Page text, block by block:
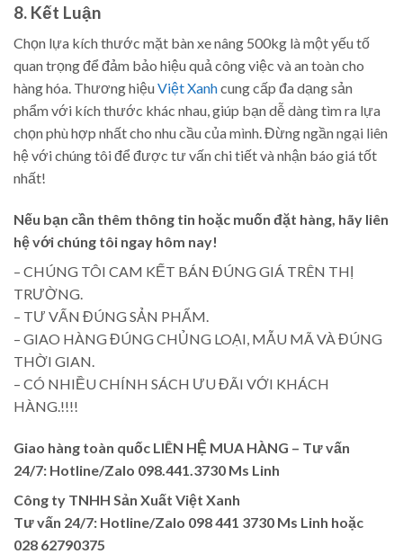
8. Kết Luận
Chọn lựa kích thước mặt bàn xe nâng 500kg là một yếu tố
quan trọng để đảm bảo hiệu quả công việc và an toàn cho
hàng hóa. Thương hiệuViệt Xanhcung cấp đa dạng sản
phẩm với kích thước khác nhau, giúp bạn dễ dàng tìm ra lựa
chọn phù hợp nhất cho nhu cầu của mình. Đừng ngần ngại liên
hệ với chúng tôi để được tư vấn chi tiết và nhận báo giá tốt
nhất!
Nếu bạn cần thêm thông tin hoặc muốn đặt hàng, hãy liên
hệ với chúng tôi ngay hôm nay!
– CHÚNG TÔI CAM KẾT BÁN ĐÚNG GIÁ TRÊN THỊ
TRƯỜNG.
– TƯ VẤN ĐÚNG SẢN PHẨM.
– GIAO HÀNG ĐÚNG CHỦNG LOẠI, MẪU MÃ VÀ ĐÚNG
THỜI GIAN.
– CÓ NHIỀU CHÍNH SÁCH ƯU ĐÃI VỚI KHÁCH
HÀNG.!!!!
Giao hàng toàn quốc LIÊN HỆ MUA HÀNG – Tư vấn
24/7: Hotline/Zalo 098.441.3730 Ms Linh
Công ty TNHH Sản Xuất Việt Xanh
Tư vấn 24/7: Hotline/Zalo 098 441 3730 Ms Linh hoặc
028 62790375